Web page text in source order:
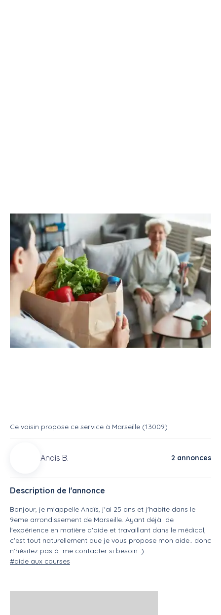
Service Services divers Aide aux courses
Besoin d'aide
Service Aide aux courses
Ce voisin propose ce service à Marseille (13009)
Anais B. 2 annonces
Description de l'annonce
Bonjour, je m'appelle Anaïs, j'ai 25 ans et j'habite dans le
9eme arrondissement de Marseille. Ayant déjà de
l'expérience en matière d'aide et travaillant dans le médical,
c'est tout naturellement que je vous propose mon aide.. donc
n'hésitez pas à me contacter si besoin :)
#aide aux courses